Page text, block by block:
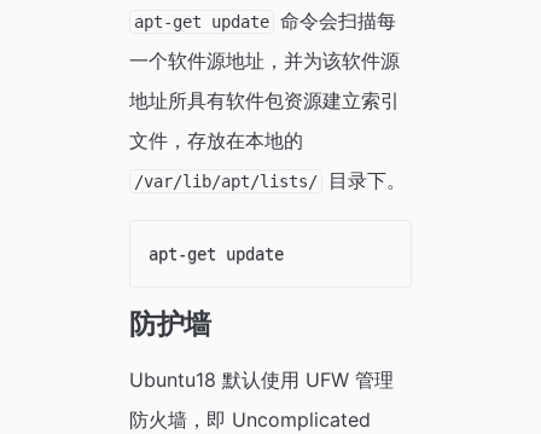
apt-get update 命令会扫描每
一个软件源地址，并为该软件源
地址所具有软件包资源建立索引
文件，存放在本地的
/var/lib/apt/lists/ 目录下。
apt-get update
防护墙
Ubuntu18 默认使用 UFW 管理
防火墙，即 Uncomplicated